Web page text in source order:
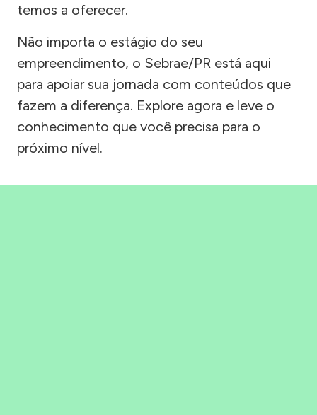
temos a oferecer.
Não importa o estágio do seu
empreendimento, o Sebrae/PR está aqui
para apoiar sua jornada com conteúdos que
fazem a diferença. Explore agora e leve o
conhecimento que você precisa para o
próximo nível.